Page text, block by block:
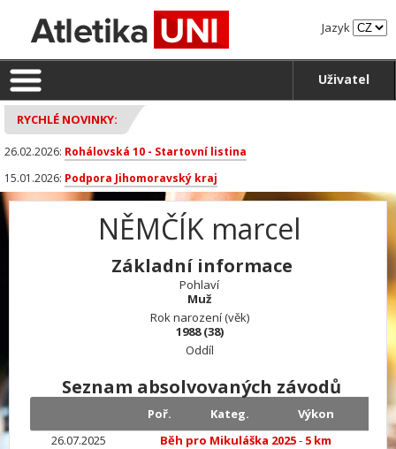
Jazyk
Uživatel
RYCHLÉ NOVINKY:
26.02.2026: Rohálovská 10 - Startovní listina
15.01.2026: Podpora Jihomoravský kraj
NĚMČÍK marcel
Základní informace
Pohlaví
Muž
Rok narození (věk)
1988 (38)
Oddíl
Seznam absolvovaných závodů
Poř. Kateg.
Výkon
26.07.2025
Běh pro Mikuláška 2025- 5 km